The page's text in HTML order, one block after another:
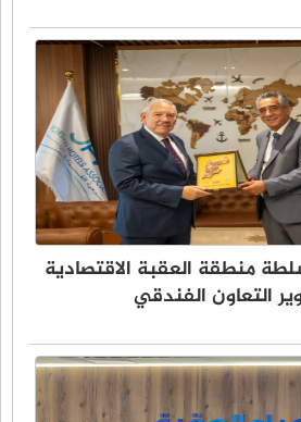
منطقة العقبة الاقتصادية
التعاون الفندقي